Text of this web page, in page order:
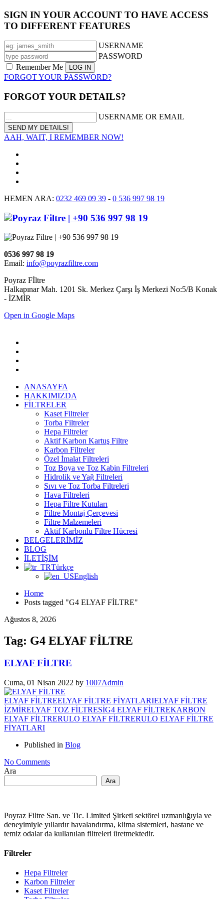
SIGN IN YOUR ACCOUNT TO HAVE ACCESS
TO DIFFERENT FEATURES
USERNAME
PASSWORD
Remember Me
FORGOT YOUR PASSWORD?
FORGOT YOUR DETAILS?
USERNAME OR EMAIL
AAH, WAIT, I REMEMBER NOW!
HEMEN ARA: 0232 469 09 39 - 0 536 997 98 19
0536 997 98 19
Email: info@poyrazfiltre.com
Poyraz Fİltre
Halkapınar Mah. 1201 Sk. Merkez Çarşı İş Merkezi No:5/B Konak
- İZMİR
Open in Google Maps
ANASAYFA
HAKKIMIZDA
FİLTRELER
Kaset Filtreler
Torba Filtreler
Hepa Filtreler
Aktif Karbon Kartuş Filtre
Karbon Filtreler
Özel İmalat Filtreleri
Toz Boya ve Toz Kabin Filtreleri
Hidrolik ve Yağ Filtreleri
Sıvı ve Toz Torba Filtreleri
Hava Filtreleri
Hepa Filtre Kutuları
Filtre Montaj Çerçevesi
Filtre Malzemeleri
Aktif Karbonlu Filtre Hücresi
BELGELERİMİZ
BLOG
İLETİŞİM
Türkçe
English
Home
Posts tagged "G4 ELYAF FİLTRE"
Ağustos 8, 2026
Tag: G4 ELYAF FİLTRE
ELYAF FİLTRE
Cuma, 01 Nisan 2022 by 1007Admin
ELYAF FİLTREELYAF FİLTRE FİYATLARIELYAF FİLTRE
İZMİRELYAF TOZ FİLTRESİG4 ELYAF FİLTREKARBON
ELYAF FİLTRERULO ELYAF FİLTRERULO ELYAF FİLTRE
FİYATLARI
Published in Blog
No Comments
Ara
Ara
Poyraz Filtre San. ve Tic. Limited Şirketi sektörel uzmanlığıyla ve
deneyimiyle yıllardır havalandırma, klima sistemleri, hastane ve
temiz odalar da kullanılan filtreleri üretmektedir.
Filtreler
Hepa Filtreler
Karbon Filtreler
Kaset Filtreler